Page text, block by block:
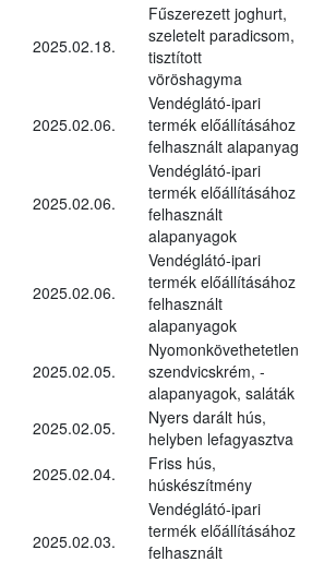
2025.02.18.
Fűszerezett joghurt,
szeletelt paradicsom,
tisztított
vöröshagyma
2025.02.06.
Vendéglátó-ipari
termék előállításához
felhasznált alapanyag
2025.02.06.
Vendéglátó-ipari
termék előállításához
felhasznált
alapanyagok
2025.02.06.
Vendéglátó-ipari
termék előállításához
felhasznált
alapanyagok
2025.02.05.
Nyomonkövethetetlen
szendvicskrém, -
alapanyagok, saláták
2025.02.05.
Nyers darált hús,
helyben lefagyasztva
2025.02.04.
Friss hús,
húskészítmény
2025.02.03.
Vendéglátó-ipari
termék előállításához
felhasznált